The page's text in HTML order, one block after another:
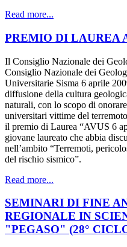
Read more...
PREMIO DI LAUREA
Il Consiglio Nazionale dei
Consiglio Nazionale dei
Universitarie Sisma 6 aprile
diffusione della cultura
naturali, con lo scopo di
universitari vittime del
il premio di Laurea “AVUS 6
giovane laureato che abbia
nell’ambito “Terremoti,
del rischio sismico”.
Read more...
SEMINARI DI FINE
REGIONALE IN
"PEGASO" (28°